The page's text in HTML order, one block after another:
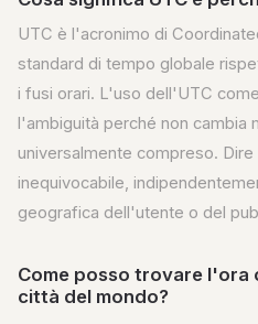
UTC è l'acronimo di
standard di tempo globale
i fusi orari. L'uso dell'UTC
l'ambiguità perché non cambia
universalmente compreso.
inequivocabile,
geografica dell'utente o del
Come posso trovare l'ora
città del mondo?